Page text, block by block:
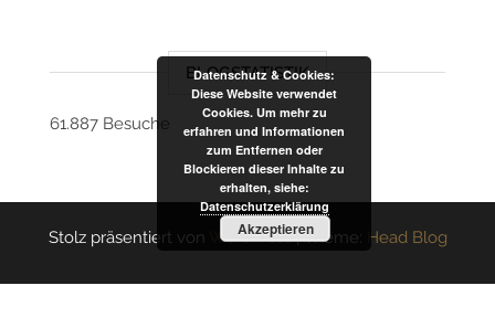
BLOGSTATISTIK
61.887 Besuche
Stolz präsentiert von WordPress |Theme: Head Blog
Datenschutz & Cookies:
Diese Website verwendet
Cookies. Um mehr zu
erfahren und Informationen
zum Entfernen oder
Blockieren dieser Inhalte zu
erhalten, siehe:
Datenschutzerklärung
Akzeptieren